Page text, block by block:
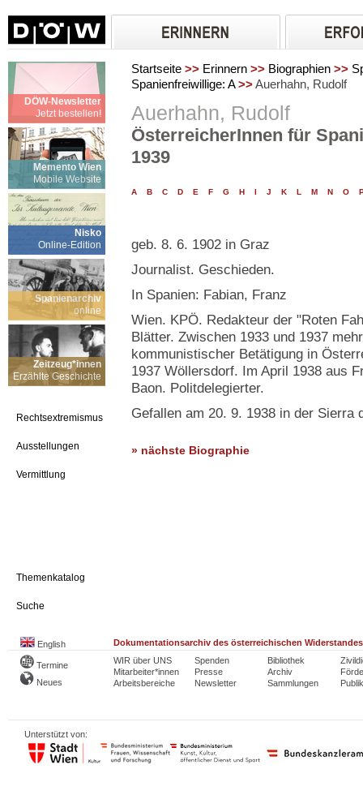
DÖW-Newsletter
Jetzt bestellen!
Memento Wien
Mobile Website
Nisko
Online-Edition
Spanienarchiv
online
Zeitzeug*innen
Erzählte Geschichte
Rechtsextremismus
Ausstellungen
Vermittlung
Themenkatalog
Suche
Startseite >> Erinnern >> Biographien >>
Spanienfreiwillige: A >>Auerhahn, Rudolf
Auerhahn, Rudolf
ÖsterreicherInnen für
1939
A B C D E F G H I J K L M N O
geb. 8. 6. 1902 in Graz
Journalist. Geschieden.
In Spanien: Fabian, Franz
Wien. KPÖ. Redakteur der "Roten
Blätter. Zwischen 1933 und 1937
kommunistischer Betätigung in
1937 Wöllersdorf. Im April 1938 aus
Baon. Politdelegierter.
Gefallen am 20. 9. 1938 in der Sierra
» nächste Biographie
English Dokumentationsarchiv des österreichischen Widerstandes
Termine
Neues
WIR über UNS
Mitarbeiter*innen
Arbeitsbereiche
Spenden
Presse
Newsletter
Bibliothek
Archiv
Sammlungen
Unterstützt von: